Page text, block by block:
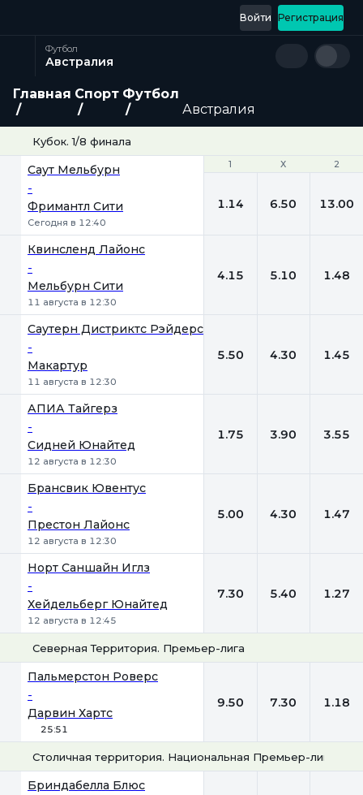
Регистрация
Войти
Футбол
Австралия
Главная Спорт Футбол
Австралия
Кубок. 1/8 финала
1 Х 2
Саут Мельбурн
-
Фримантл Сити
Сегодня в 12:40
1 Х 2
1.14 6.50 13.00
Квинсленд Лайонc
-
Мельбурн Сити
11 августа в 12:30
4.15 5.10 1.48
Саутерн Дистриктс Рэйдерс
-
Макартур
11 августа в 12:30
5.50 4.30 1.45
АПИА Тайгерз
-
Сидней Юнайтед
12 августа в 12:30
1.75 3.90 3.55
Брансвик Ювентус
-
Престон Лайонс
12 августа в 12:30
5.00 4.30 1.47
Норт Саншайн Иглз
-
Хейдельберг Юнайтед
12 августа в 12:45
7.30 5.40 1.27
Северная Территория. Премьер-лига
Пальмерстон Роверс
-
Дарвин Хартс
25:51
9.50 7.30 1.18
Столичная территория. Национальная Премьер-лига
Бриндабелла Блюс